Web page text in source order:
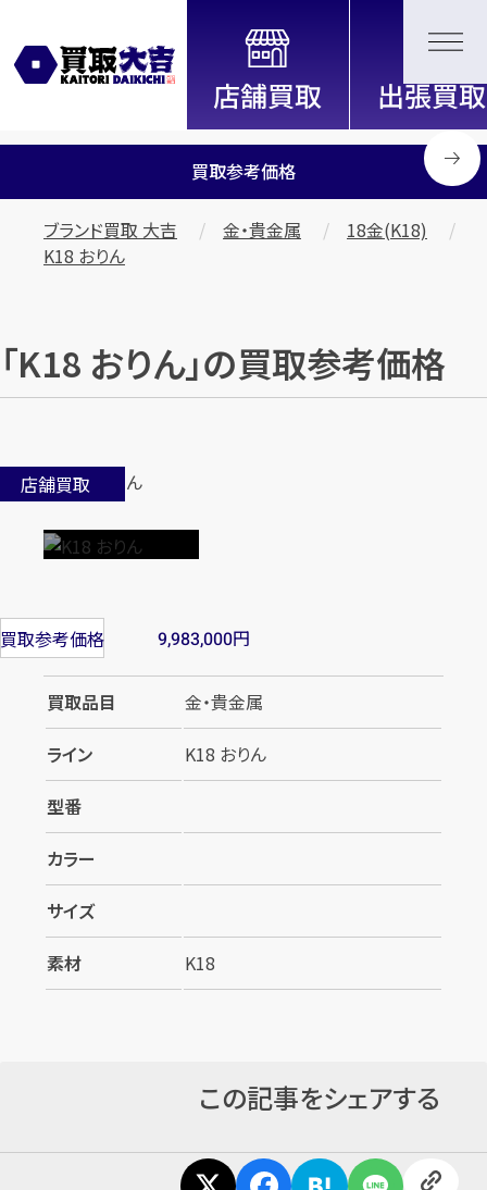
全国2200店舗以上展開中！
信頼と実績の買取専門店「買取大
吉」
カンタン無料
買取参考価格
ブランド買取 大吉 金・貴金属
18金(K18)
K18 おりん
「K18 おりん」の買取参考価格
店舗買取
買取参考価格 9,983,000円
買取品目
金・貴金属
ライン
K18 おりん
型番
カラー
サイズ
素材
K18
この記事をシェアする